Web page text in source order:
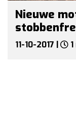
Nieuwe
11-10-2017 |